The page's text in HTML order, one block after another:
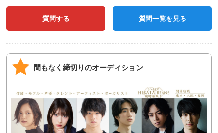
質問する 質問一覧を見る
間もなく締切りのオーディション